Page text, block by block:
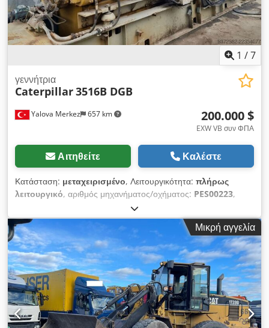
1 /7
Yalova Merkez 657 km
γεννήτρια
Caterpillar3516B DGB
200.000 $
EXW VB συν ΦΠΑ
Αιτηθείτε Καλέστε
Κατάσταση: μεταχειρισμένο, Λειτουργικότητα: πλήρως
λειτουργικό, αριθμός μηχανήματος/οχήματος: PES00223,
, τύπος καυσίμου:
1.650 kW (2.243,37 ίππους), ρεύμα εξόδου:2.096 A, τάση
εξόδου:440 V, συχνότητα εξόδου: 60 Hz
, είδος εξόδου
ρεύματος:τριφασικός, ονομαστική ισχύς:1.525 kW (2.073,42
ίππους), ονομαστική (φαινομενική) ισχύς:2.187 kVA, συνεχής
ισχύς:1.525 kW (2.073,42 ίππους), συνεχής (φαινομένη)
ισχύς:2.187 kVA, συνολικό μήκος:6.705 χιλ. , συνολικό
πλάτος:1.988 χιλ., συνολικό ύψος:1.537 χιλ. , μέγιστη
ταχύτητα περιστροφής:1.200 στρ./λ., κατασκευαστής
κινητήρων: Caterpillar, τύπος ψύξης:νερό, Πωλείται
Μικρή αγγελία